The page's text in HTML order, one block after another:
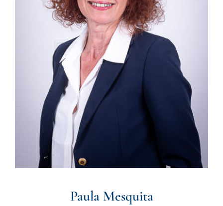
Paula Mesquita